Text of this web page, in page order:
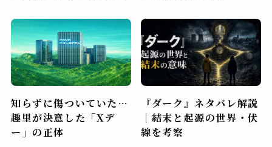
知らずに傷ついていた…
趣里が決意した「Xデ
ー」の正体
『ダーク』ネタバレ解説
｜結末と起源の世界・伏
線を考察